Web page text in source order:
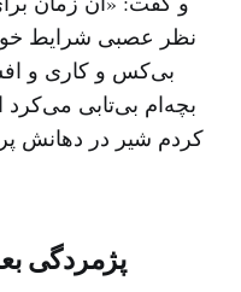
نظر عصبی شرایط
بی‌کس و کاری و
بچه‌ام بی‌تابی می‌کرد
کردم شیر در دهانش
پژمردگی